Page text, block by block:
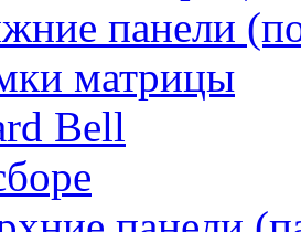
панели
матрицы
Bell